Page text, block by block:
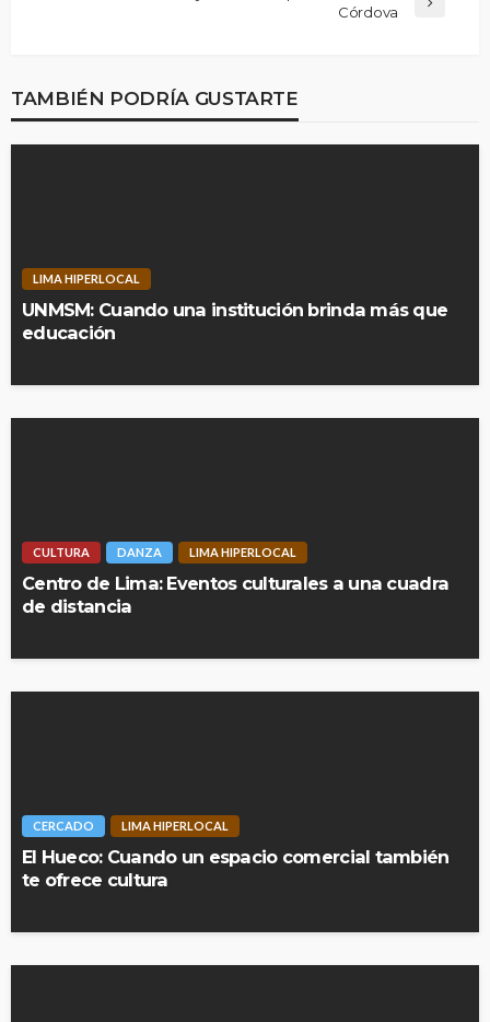
Córdova
TAMBIÉN PODRÍA GUSTARTE
LIMA HIPERLOCAL
UNMSM: Cuando una institución brinda más que
educación
CULTURA DANZA LIMA HIPERLOCAL
Centro de Lima: Eventos culturales a una cuadra
de distancia
CERCADO LIMA HIPERLOCAL
El Hueco: Cuando un espacio comercial también
te ofrece cultura